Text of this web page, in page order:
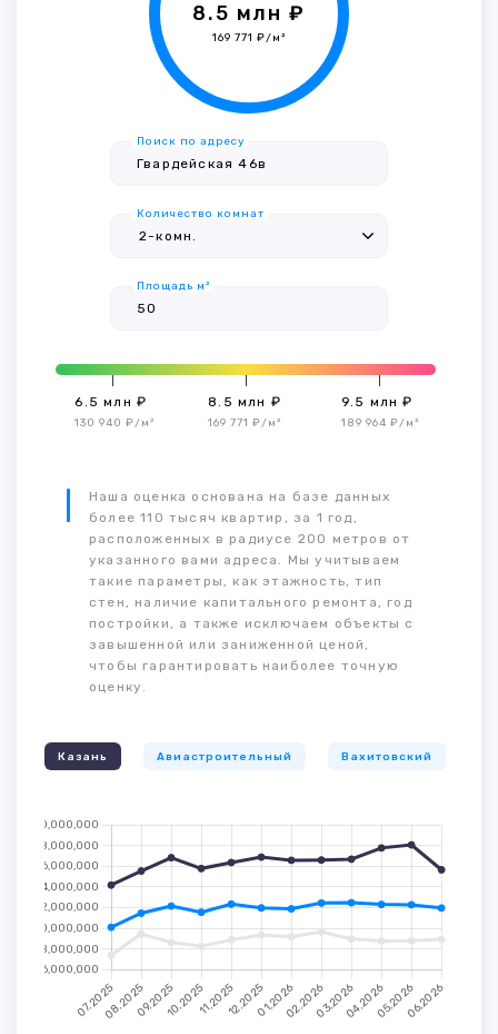
8.5 млн ₽
169 771 ₽/м²
Поиск по адресу
Количество комнат
Площадь м²
6.5 млн ₽
130 940 ₽/м²
8.5 млн ₽
169 771 ₽/м²
9.5 млн ₽
189 964 ₽/м²
Наша оценка основана на базе данных
более 110 тысяч квартир, за 1 год,
расположенных в радиусе 200 метров от
указанного вами адреса. Мы учитываем
такие параметры, как этажность, тип
стен, наличие капитального ремонта, год
постройки, а также исключаем объекты с
завышенной или заниженной ценой,
чтобы гарантировать наиболее точную
оценку.
Казань Авиастроительный Вахитовский